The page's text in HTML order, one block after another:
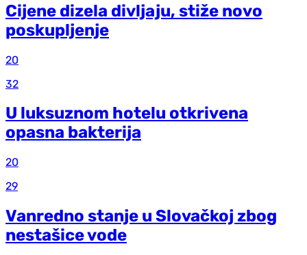
Cijene dizela divljaju, stiže novo
poskupljenje
20
32
U luksuznom hotelu otkrivena
opasna bakterija
20
29
Vanredno stanje u Slovačkoj zbog
nestašice vode